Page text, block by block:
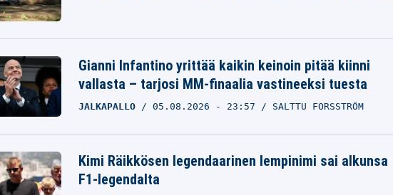
Gianni Infantino yrittää kaikin keinoin pitää kiinni
vallasta – tarjosi MM-finaalia vastineeksi tuesta
JALKAPALLO 05.08.2026 - 23:57 SALTTU FORSSTRÖM
Kimi Räikkösen legendaarinen lempinimi sai alkunsa
F1-legendalta